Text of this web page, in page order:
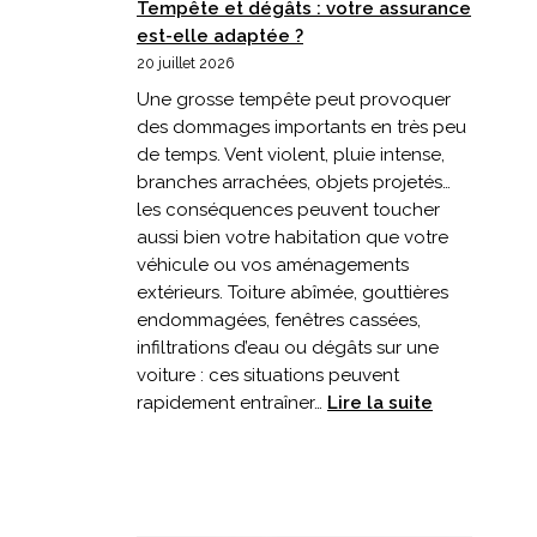
Tempête et dégâts : votre assurance
est-elle adaptée ?
20 juillet 2026
Une grosse tempête peut provoquer
des dommages importants en très peu
de temps. Vent violent, pluie intense,
branches arrachées, objets projetés…
les conséquences peuvent toucher
aussi bien votre habitation que votre
véhicule ou vos aménagements
extérieurs. Toiture abîmée, gouttières
endommagées, fenêtres cassées,
infiltrations d’eau ou dégâts sur une
voiture : ces situations peuvent
rapidement entraîner… Lire la suite